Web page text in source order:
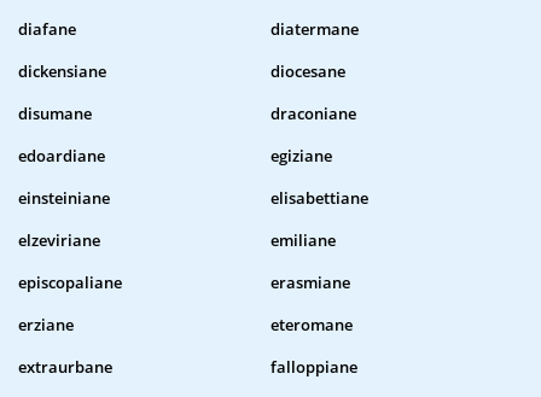
diafane
diatermane
dickensiane
diocesane
disumane
draconiane
edoardiane
egiziane
einsteiniane
elisabettiane
elzeviriane
emiliane
episcopaliane
erasmiane
erziane
eteromane
extraurbane
falloppiane